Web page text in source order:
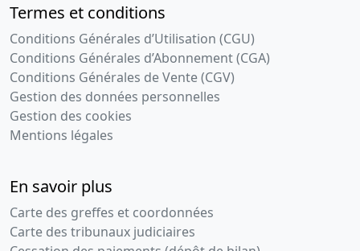
Termes et conditions
Conditions Générales d’Utilisation (CGU)
Conditions Générales d’Abonnement (CGA)
Conditions Générales de Vente (CGV)
Gestion des données personnelles
Gestion des cookies
Mentions légales
En savoir plus
Carte des greffes et coordonnées
Carte des tribunaux judiciaires